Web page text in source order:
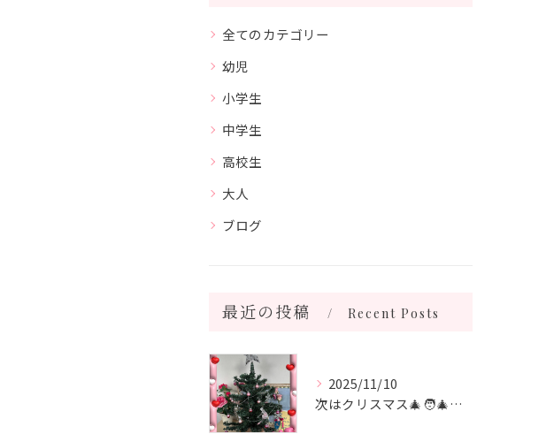
全てのカテゴリー
幼児
小学生
中学生
高校生
大人
ブログ
最近の投稿 Recent Posts
2025/11/10
次はクリスマス🎄🧑‍🎄🎄 飾り付けをしました♪